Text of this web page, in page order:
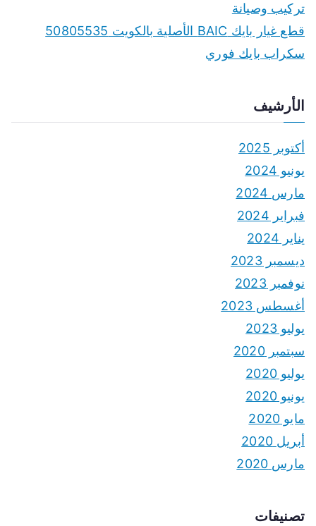
تركيب وصيانة
قطع غيار بايك BAIC الأصلية بالكويت 50805535
سكراب بايك فوري
الأرشيف
أكتوبر 2025
يونيو 2024
مارس 2024
فبراير 2024
يناير 2024
ديسمبر 2023
نوفمبر 2023
أغسطس 2023
يوليو 2023
سبتمبر 2020
يوليو 2020
يونيو 2020
مايو 2020
أبريل 2020
مارس 2020
تصنيفات